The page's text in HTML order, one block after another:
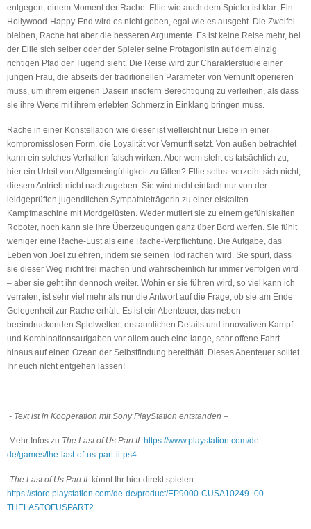
entgegen, einem Moment der Rache. Ellie wie auch dem Spieler ist klar: Ein
Hollywood-Happy-End wird es nicht geben, egal wie es ausgeht. Die Zweifel
bleiben, Rache hat aber die besseren Argumente. Es ist keine Reise mehr, bei
der Ellie sich selber oder der Spieler seine Protagonistin auf dem einzig
richtigen Pfad der Tugend sieht. Die Reise wird zur Charakterstudie einer
jungen Frau, die abseits der traditionellen Parameter von Vernunft operieren
muss, um ihrem eigenen Dasein insofern Berechtigung zu verleihen, als dass
sie ihre Werte mit ihrem erlebten Schmerz in Einklang bringen muss.
Rache in einer Konstellation wie dieser ist vielleicht nur Liebe in einer
kompromisslosen Form, die Loyalität vor Vernunft setzt. Von außen betrachtet
kann ein solches Verhalten falsch wirken. Aber wem steht es tatsächlich zu,
hier ein Urteil von Allgemeingültigkeit zu fällen? Ellie selbst verzeiht sich nicht,
diesem Antrieb nicht nachzugeben. Sie wird nicht einfach nur von der
leidgeprüften jugendlichen Sympathieträgerin zu einer eiskalten
Kampfmaschine mit Mordgelüsten. Weder mutiert sie zu einem gefühlskalten
Roboter, noch kann sie ihre Überzeugungen ganz über Bord werfen. Sie fühlt
weniger eine Rache-Lust als eine Rache-Verpflichtung. Die Aufgabe, das
Leben von Joel zu ehren, indem sie seinen Tod rächen wird. Sie spürt, dass
sie dieser Weg nicht frei machen und wahrscheinlich für immer verfolgen wird
– aber sie geht ihn dennoch weiter. Wohin er sie führen wird, so viel kann ich
verraten, ist sehr viel mehr als nur die Antwort auf die Frage, ob sie am Ende
Gelegenheit zur Rache erhält. Es ist ein Abenteuer, das neben
beeindruckenden Spielwelten, erstaunlichen Details und innovativen Kampf-
und Kombinationsaufgaben vor allem auch eine lange, sehr offene Fahrt
hinaus auf einen Ozean der Selbstfindung bereithält. Dieses Abenteuer solltet
Ihr euch nicht entgehen lassen!
- Text ist in Kooperation mit Sony PlayStation entstanden –
Mehr Infos zu The Last of Us Part II: https://www.playstation.com/de-
de/games/the-last-of-us-part-ii-ps4
The Last of Us Part II: könnt Ihr hier direkt spielen:
https://store.playstation.com/de-de/product/EP9000-CUSA10249_00-
THELASTOFUSPART2